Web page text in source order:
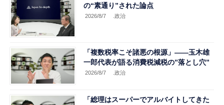
の“素通り”された論点
2026/8/7 .政治
「複数税率こそ諸悪の根源」――玉木雄
一郎代表が語る消費税減税の”落とし穴”
2026/8/7 .政治
「総理はスーパーでアルバイトしてきた